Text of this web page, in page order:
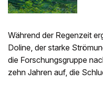
Während der Regenzeit
Doline, der starke
die Forschungsgruppe
zehn Jahren auf, die